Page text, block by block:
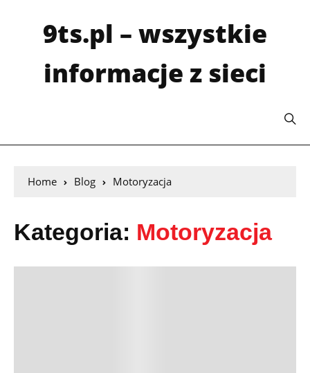
9ts.pl – wszystkie
informacje z sieci
Home Blog Motoryzacja
Kategoria: Motoryzacja